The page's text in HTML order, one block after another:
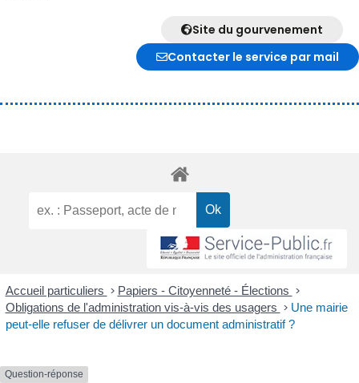
Site du gourvenement
Contacter le service par mail
Accueil particuliers > Papiers - Citoyenneté - Élections >
Obligations de l'administration vis-à-vis des usagers > Une mairie
peut-elle refuser de délivrer un document administratif ?
Question-réponse